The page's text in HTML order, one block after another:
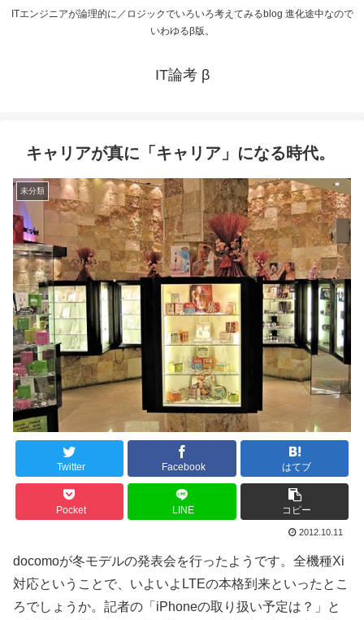
ITエンジニアが論理的に／ロジックでいろいろ考えてみるblog 進化途中なので
いわゆるβ版。
IT論考 β
キャリアが真に「キャリア」になる時代。
未分類
Twitter Facebook はてブ
Pocket LINE コピー
2012.10.11
docomoが冬モデルの発表会を行ったようです。全機種Xi
対応ということで、いよいよLTEの本格到来といったとこ
ろでしょうか。記者の「iPhoneの取り扱い予定は？」と